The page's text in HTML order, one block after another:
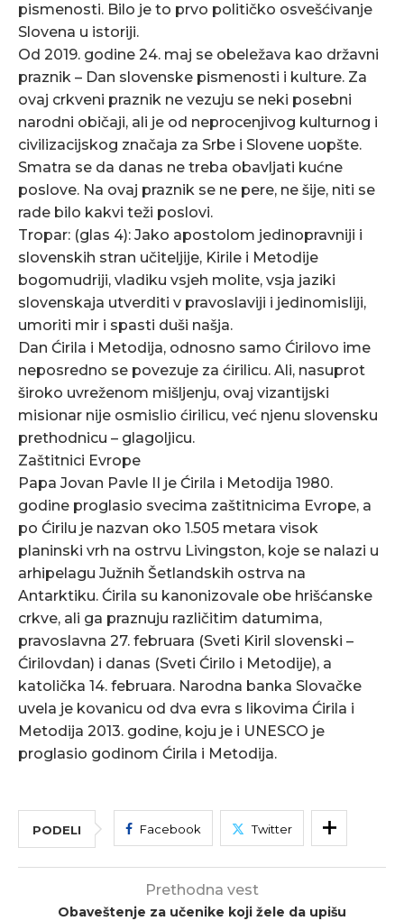
pismenosti. Bilo je to prvo političko osvešćivanje
Slovena u istoriji.
Od 2019. godine 24. maj se obeležava kao državni
praznik – Dan slovenske pismenosti i kulture. Za
ovaj crkveni praznik ne vezuju se neki posebni
narodni običaji, ali je od neprocenjivog kulturnog i
civilizacijskog značaja za Srbe i Slovene uopšte.
Smatra se da danas ne treba obavljati kućne
poslove. Na ovaj praznik se ne pere, ne šije, niti se
rade bilo kakvi teži poslovi.
Tropar: (glas 4): Jako apostolom jedinopravniji i
slovenskih stran učiteljije, Kirile i Metodije
bogomudriji, vladiku vsjeh molite, vsja jaziki
slovenskaja utverditi v pravoslaviji i jedinomisliji,
umoriti mir i spasti duši našja.
Dan Ćirila i Metodija, odnosno samo Ćirilovo ime
neposredno se povezuje za ćirilicu. Ali, nasuprot
široko uvreženom mišljenju, ovaj vizantijski
misionar nije osmislio ćirilicu, već njenu slovensku
prethodnicu – glagoljicu.
Zaštitnici Evrope
Papa Jovan Pavle II je Ćirila i Metodija 1980.
godine proglasio svecima zaštitnicima Evrope, a
po Ćirilu je nazvan oko 1.505 metara visok
planinski vrh na ostrvu Livingston, koje se nalazi u
arhipelagu Južnih Šetlandskih ostrva na
Antarktiku. Ćirila su kanonizovale obe hrišćanske
crkve, ali ga praznuju različitim datumima,
pravoslavna 27. februara (Sveti Kiril slovenski –
Ćirilovdan) i danas (Sveti Ćirilo i Metodije), a
katolička 14. februara. Narodna banka Slovačke
uvela je kovanicu od dva evra s likovima Ćirila i
Metodija 2013. godine, koju je i UNESCO je
proglasio godinom Ćirila i Metodija.
PODELI Facebook Twitter
Prethodna vest
Obaveštenje za učenike koji žele da upišu